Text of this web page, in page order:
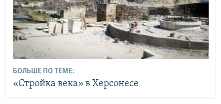
БОЛЬШЕ ПО ТЕМЕ:
«Стройка века» в Херсонесе